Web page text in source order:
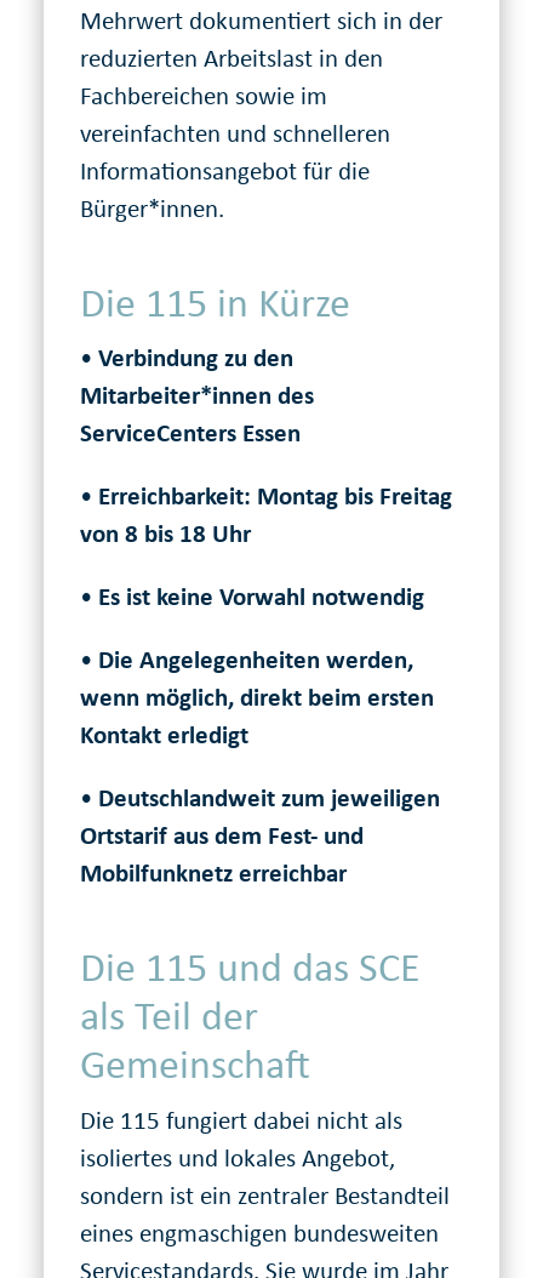
Mehrwert dokumentiert sich in der
reduzierten Arbeitslast in den
Fachbereichen sowie im
vereinfachten und schnelleren
Informationsangebot für die
Bürger*innen.
Die 115 in Kürze
• Verbindung zu den
Mitarbeiter*innen des
ServiceCenters Essen
• Erreichbarkeit: Montag bis Freitag
von 8 bis 18 Uhr
• Es ist keine Vorwahl notwendig
• Die Angelegenheiten werden,
wenn möglich, direkt beim ersten
Kontakt erledigt
• Deutschlandweit zum jeweiligen
Ortstarif aus dem Fest- und
Mobilfunknetz erreichbar
Die 115 und das SCE
als Teil der
Gemeinschaft
Die 115 fungiert dabei nicht als
isoliertes und lokales Angebot,
sondern ist ein zentraler Bestandteil
eines engmaschigen bundesweiten
Servicestandards. Sie wurde im Jahr